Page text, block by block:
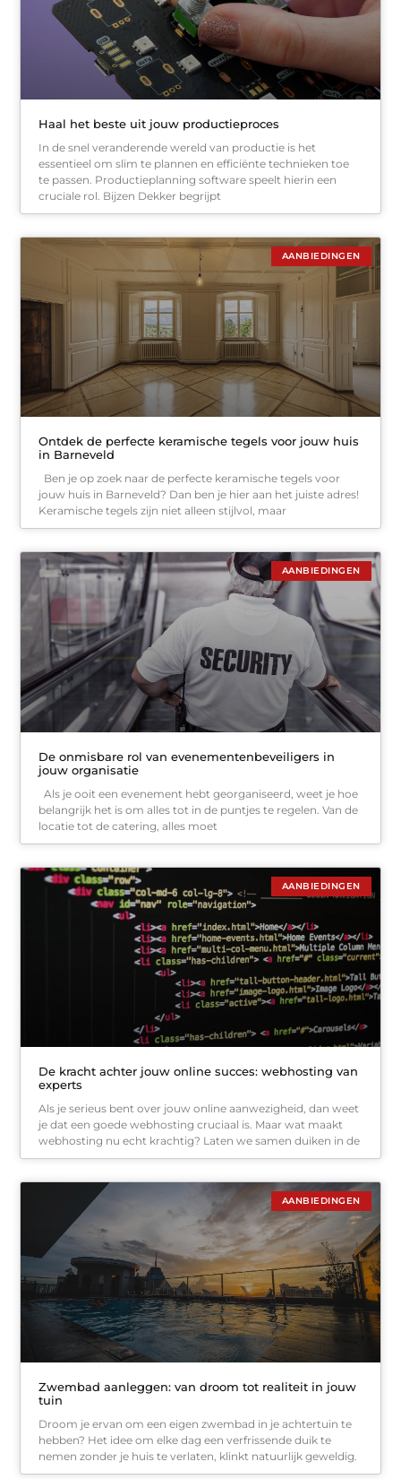
Haal het beste uit jouw productieproces
In de snel veranderende wereld van productie is het
essentieel om slim te plannen en efficiënte technieken toe
te passen. Productieplanning software speelt hierin een
cruciale rol. Bijzen Dekker begrijpt
AANBIEDINGEN
Ontdek de perfecte keramische tegels voor jouw huis
in Barneveld
Ben je op zoek naar de perfecte keramische tegels voor
jouw huis in Barneveld? Dan ben je hier aan het juiste adres!
Keramische tegels zijn niet alleen stijlvol, maar
AANBIEDINGEN
De onmisbare rol van evenementenbeveiligers in
jouw organisatie
Als je ooit een evenement hebt georganiseerd, weet je hoe
belangrijk het is om alles tot in de puntjes te regelen. Van de
locatie tot de catering, alles moet
AANBIEDINGEN
De kracht achter jouw online succes: webhosting van
experts
Als je serieus bent over jouw online aanwezigheid, dan weet
je dat een goede webhosting cruciaal is. Maar wat maakt
webhosting nu echt krachtig? Laten we samen duiken in de
AANBIEDINGEN
Zwembad aanleggen: van droom tot realiteit in jouw
tuin
Droom je ervan om een eigen zwembad in je achtertuin te
hebben? Het idee om elke dag een verfrissende duik te
nemen zonder je huis te verlaten, klinkt natuurlijk geweldig.